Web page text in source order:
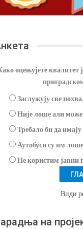
оцењујете квалитет
Заслужују све
Није лоше али
Требало би да
Аутобуси су им
Не користим јавни
Види
на